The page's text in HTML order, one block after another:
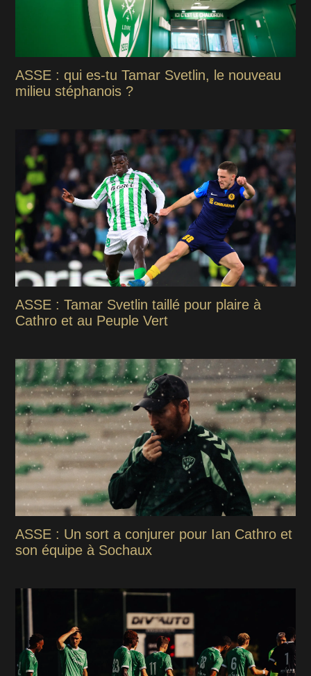
ASSE : qui es-tu Tamar Svetlin, le nouveau
milieu stéphanois ?
ASSE : Tamar Svetlin taillé pour plaire à
Cathro et au Peuple Vert
ASSE : Un sort a conjurer pour Ian Cathro et
son équipe à Sochaux